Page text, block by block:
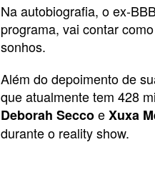
Na autobiografia, o ex-
programa, vai contar
sonhos.
Além do depoimento de
que atualmente tem 428
Deborah SeccoeXuxa
durante o reality show.